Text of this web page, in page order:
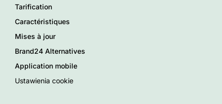
Tarification
Caractéristiques
Mises à jour
Brand24 Alternatives
Application mobile
Ustawienia cookie